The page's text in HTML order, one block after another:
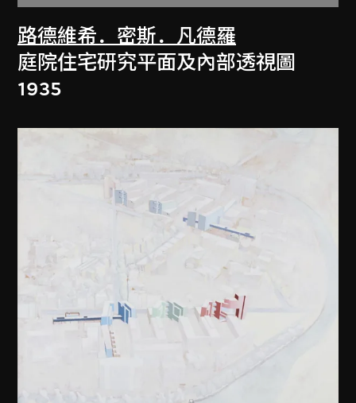
路德維希．密斯．凡德羅
庭院住宅研究平面及內部透視圖
1935